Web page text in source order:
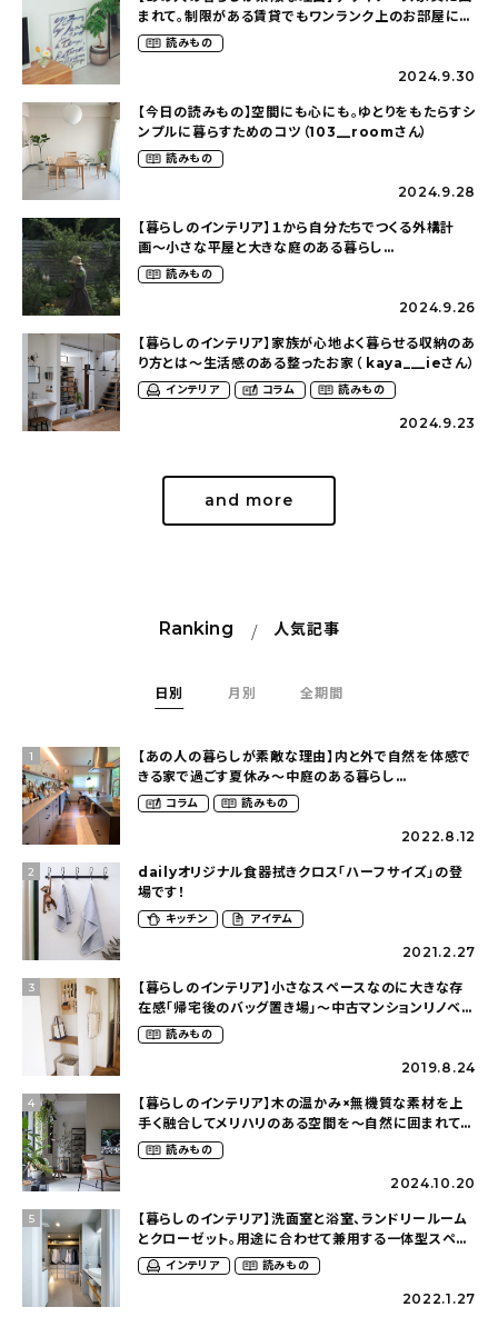
まれて。制限がある賃貸でもワンランク上のお部屋に〜
狭くても好きな暮らしのこと（_____chika708さん）
読みもの
2024.9.30
【今日の読みもの】空間にも心にも。ゆとりをもたらすシ
ンプルに暮らすためのコツ（103__roomさん）
読みもの
2024.9.28
【暮らしのインテリア】１から自分たちでつくる外構計
画〜小さな平屋と大きな庭のある暮らし
（tsumikiniwaさん）
読みもの
2024.9.26
【暮らしのインテリア】家族が心地よく暮らせる収納のあ
り方とは〜生活感のある整ったお家（ kaya___ieさん）
インテリア コラム 読みもの
2024.9.23
and more
Ranking 人気記事
日別 月別 全期間
1
【あの人の暮らしが素敵な理由】内と外で自然を体感で
きる家で過ごす夏休み〜中庭のある暮らし
（yume_2700さん）
コラム 読みもの
2022.8.12
2
dailyオリジナル食器拭きクロス「ハーフサイズ」の登
場です！
キッチン アイテム
2021.2.27
3
【暮らしのインテリア】小さなスペースなのに大きな存
在感「帰宅後のバッグ置き場」～中古マンションリノベー
ションで叶えたコダワリの暮らし（cocoyuko___さ
ん）
読みもの
2019.8.24
4
【暮らしのインテリア】木の温かみ×無機質な素材を上
手く融合してメリハリのある空間を〜自然に囲まれて暮
らす（ki_no_ieさん）
読みもの
2024.10.20
5
【暮らしのインテリア】洗面室と浴室、ランドリールーム
とクローゼット。用途に合わせて兼用する一体型スペー
ス〜仕切りのないゆるく繋がったおうち（olney.03さ
ん）
インテリア 読みもの
2022.1.27